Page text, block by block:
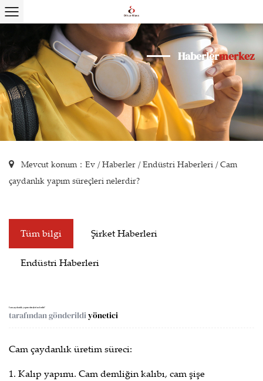
Haberlermerkez
Mevcut konum： Ev /Haberler /Endüstri Haberleri /Cam
çaydanlık yapım süreçleri nelerdir?
Tüm bilgi Şirket Haberleri
Endüstri Haberleri
Cam çaydanlık yapım süreçleri nelerdir?
tarafından gönderildi yönetici
Cam çaydanlık üretim süreci:
1. Kalıp yapımı. Cam demliğin kalıbı, cam şişe